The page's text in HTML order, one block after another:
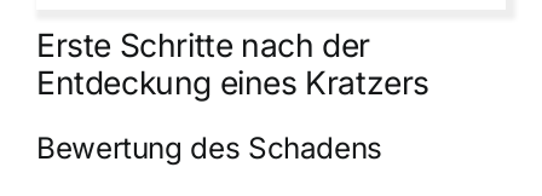
Erste Schritte nach der
Entdeckung eines Kratzers
Bewertung des Schadens